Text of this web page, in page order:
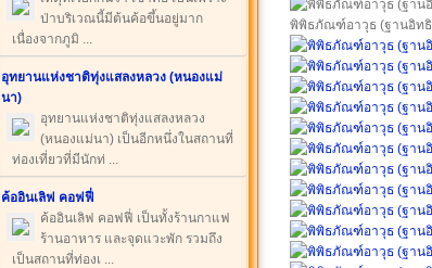
ป่าบริเวณนี้มีต้นค้อขึ้นอยู่มาก
เนื่องจากภูมิ ...
อุทยานแห่งชาติทุ่งแสลงหลวง (หนองแม่
นา)
อุทยานแห่งชาติทุ่งแสลงหลวง
(หนองแม่นา) เป็นอีกหนึ่งในสถานที่
ท่องเที่ยวที่มีนักท่ ...
ค้ออินเลิฟ คอฟฟี่
ค้ออินเลิฟ คอฟฟี่ เป็นทั้งร้านกาแฟ
ร้านอาหาร และจุดแวะพัก รวมถึง
เป็นสถานที่ท่องเ ...
พิพิธภัณฑ์อาวุธ (ฐานอิท